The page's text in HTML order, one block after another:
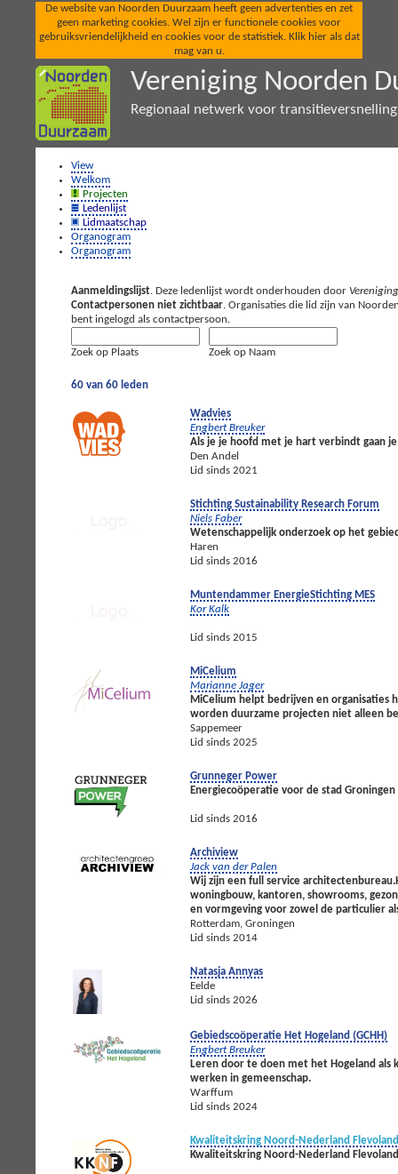
De website van Noorden Duurzaam heeft geen advertenties en zet
geen marketing cookies. Wel zijn er functionele cookies voor
gebruiksvriendelijkheid en cookies voor de statistiek. Klik hier als dat
mag van u.
Vereniging Noorden
Regionaal netwerk voor
View
Welkom
Projecten
Ledenlijst
Lidmaatschap
Organogram
Organogram
Aanmeldingslijst. Deze ledenlijst wordt onderhouden door
Contactpersonen niet zichtbaar. Organisaties die lid zijn van
bent ingelogd als contactpersoon.
Zoek op Plaats Zoek op Naam
60 van 60 leden
Wadvies
Engbert Breuker
Als je je hoofd met je hart verbindt gaan
Den Andel
Lid sinds 2021
Stichting Sustainability Research Forum
Niels Faber
Wetenschappelijk onderzoek op het
Haren
Lid sinds 2016
Muntendammer EnergieStichting MES
Kor Kalk
Lid sinds 2015
MiCelium
Marianne Jager
MiCelium helpt bedrijven en organisaties
worden duurzame projecten niet alleen
Sappemeer
Lid sinds 2025
Grunneger Power
Energiecoöperatie voor de stad Groningen
Lid sinds 2016
Archiview
Jack van der Palen
Wij zijn een full service
woningbouw, kantoren, showrooms,
en vormgeving voor zowel de particulier
Rotterdam, Groningen
Lid sinds 2014
Natasja Annyas
Eelde
Lid sinds 2026
Gebiedscoöperatie Het Hogeland (GCHH)
Engbert Breuker
Leren door te doen met het Hogeland
werken in gemeenschap.
Warffum
Lid sinds 2024
Kwaliteitskring Noord-Nederland Flevoland
Kwaliteitskring Noord-Nederland Flevoland